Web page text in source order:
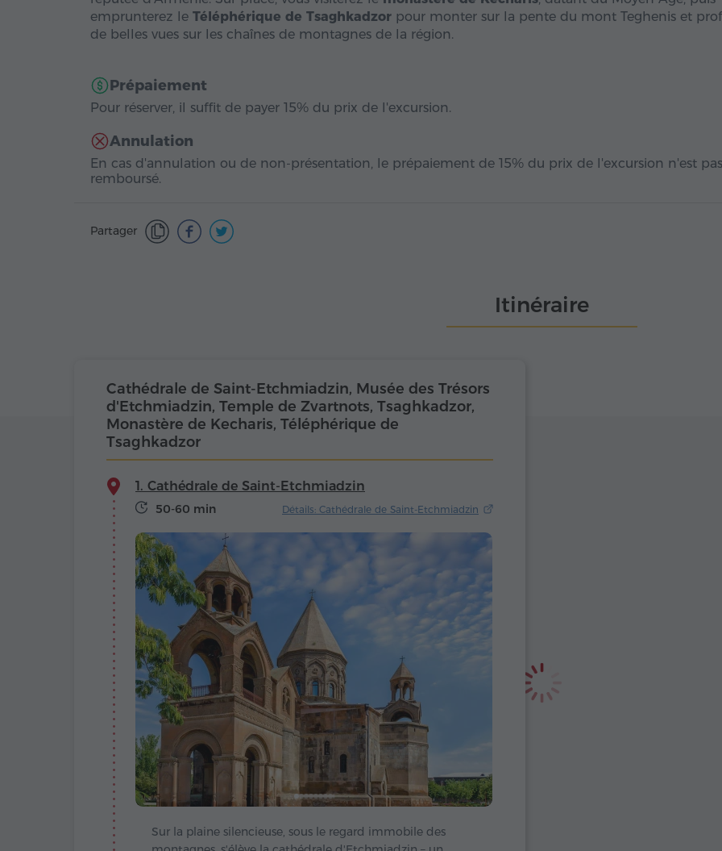
emprunterez le Téléphérique de Tsaghkadzor pour monter sur la pente du mont Teghenis et
de belles vues sur les chaînes de montagnes de la région.
Prépaiement
Pour réserver, il suffit de payer 15% du prix de l'excursion.
Annulation
En cas d'annulation ou de non-présentation, le prépaiement de 15% du prix de l'excursion n'est pas
remboursé.
Partager
Itinéraire
Cathédrale de Saint-Etchmiadzin, Musée des Trésors
d'Etchmiadzin, Temple de Zvartnots, Tsaghkadzor,
Monastère de Kecharis, Téléphérique de
Tsaghkadzor
1. Cathédrale de Saint-Etchmiadzin
50-60 min Détails: Cathédrale de Saint-Etchmiadzin
Sur la plaine silencieuse, sous le regard immobile des